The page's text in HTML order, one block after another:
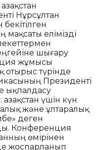
Нұрсұлтан
елімізді
шығару
жұмысы
түрінде
Президенті
ықпалдасу
үшін күн
және ұлтаралық
деген
Конференция
өмірінен
жоспарланып